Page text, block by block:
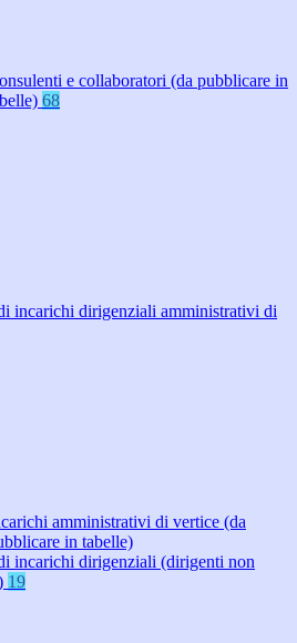
e collaboratori (da pubblicare in
68
incarichi dirigenziali amministrativi di
amministrativi di vertice (da
in tabelle)
incarichi dirigenziali (dirigenti non
19